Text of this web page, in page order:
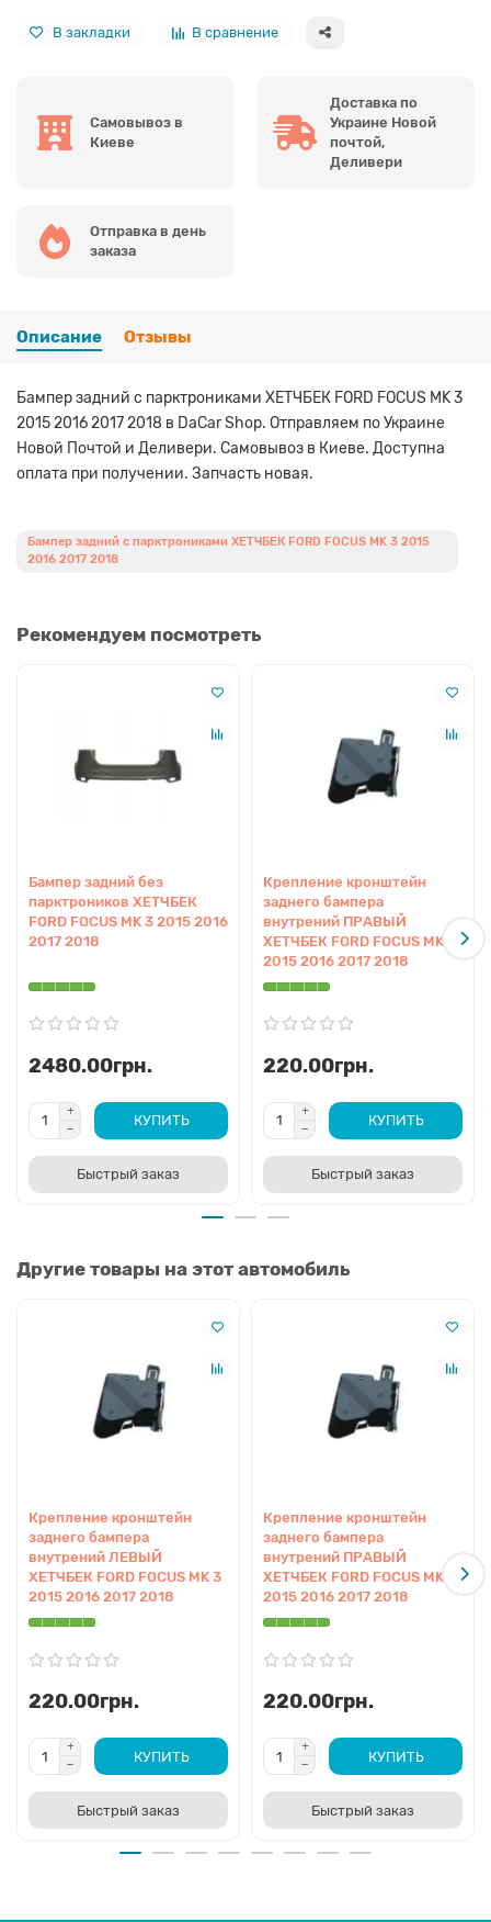
В закладки В сравнение
Самовывоз в
Киеве
Доставка по
Украине Новой
почтой,
Деливери
Отправка в день
заказа
Описание Отзывы
Бампер задний с парктрониками ХЕТЧБЕК FORD FOCUS MK 3
2015 2016 2017 2018 в DaCar Shop. Отправляем по Украине
Новой Почтой и Деливери. Самовывоз в Киеве. Доступна
оплата при получении. Запчасть новая.
Бампер задний с парктрониками ХЕТЧБЕК FORD FOCUS MK 3 2015
2016 2017 2018
Рекомендуем посмотреть
Бампер задний без
парктроников ХЕТЧБЕК
FORD FOCUS MK 3 2015 2016
2017 2018
2480.00грн.
КУПИТЬ
Быстрый заказ
Крепление кронштейн
заднего бампера
внутрений ПРАВЫЙ
ХЕТЧБЕК FORD FOCUS MK 3
2015 2016 2017 2018
220.00грн.
КУПИТЬ
Быстрый заказ
Другие товары на этот автомобиль
Крепление кронштейн
заднего бампера
внутрений ЛЕВЫЙ
ХЕТЧБЕК FORD FOCUS MK 3
2015 2016 2017 2018
220.00грн.
КУПИТЬ
Быстрый заказ
Крепление кронштейн
заднего бампера
внутрений ПРАВЫЙ
ХЕТЧБЕК FORD FOCUS MK 3
2015 2016 2017 2018
220.00грн.
КУПИТЬ
Быстрый заказ